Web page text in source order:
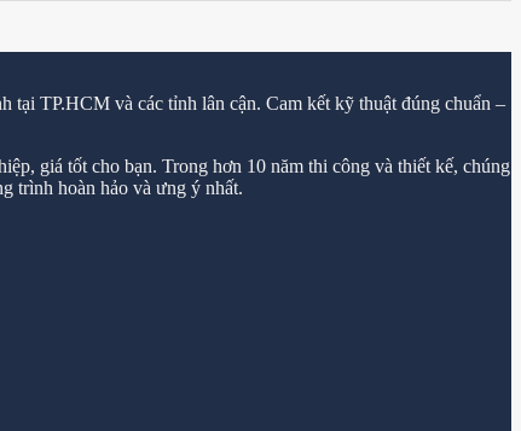
tại TP.HCM và các tỉnh lân cận. Cam kết kỹ thuật đúng chuẩn –
giá tốt cho bạn. Trong hơn 10 năm thi công và thiết kế, chúng
trình hoàn hảo và ưng ý nhất.